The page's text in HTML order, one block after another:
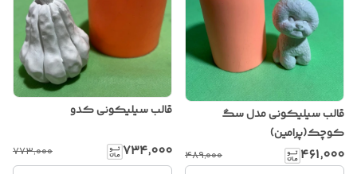
قالب سیلیکونی مدل سگ
کوچک(پرامین)
۴۶۱٬۰۰۰ ۴۸۹٬۰۰۰
قالب سیلیکونی کدو
۷۳۴٬۰۰۰ ۷۷۳٬۰۰۰